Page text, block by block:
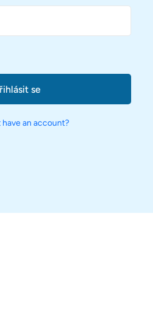
se
have an account?